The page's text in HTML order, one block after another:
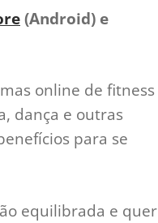
(Android) e
online de fitness
dança e outras
para se
equilibrada e quer